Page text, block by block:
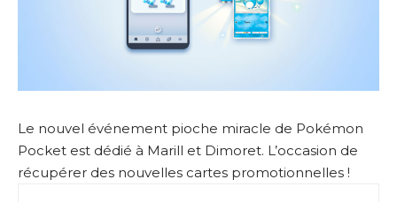
Le nouvel événement pioche miracle de Pokémon
Pocket est dédié à Marill et Dimoret. L’occasion de
récupérer des nouvelles cartes promotionnelles !